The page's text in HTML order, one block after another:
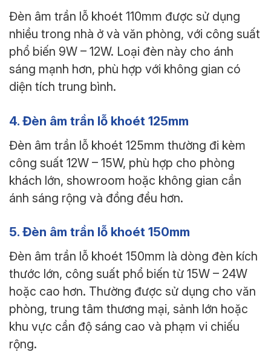
Đèn âm trần lỗ khoét 110mm được sử dụng
nhiều trong nhà ở và văn phòng, với công suất
phổ biến 9W – 12W. Loại đèn này cho ánh
sáng mạnh hơn, phù hợp với không gian có
diện tích trung bình.
4. Đèn âm trần lỗ khoét 125mm
Đèn âm trần lỗ khoét 125mm thường đi kèm
công suất 12W – 15W, phù hợp cho phòng
khách lớn, showroom hoặc không gian cần
ánh sáng rộng và đồng đều hơn.
5. Đèn âm trần lỗ khoét 150mm
Đèn âm trần lỗ khoét 150mm là dòng đèn kích
thước lớn, công suất phổ biến từ 15W – 24W
hoặc cao hơn. Thường được sử dụng cho văn
phòng, trung tâm thương mại, sảnh lớn hoặc
khu vực cần độ sáng cao và phạm vi chiếu
rộng.